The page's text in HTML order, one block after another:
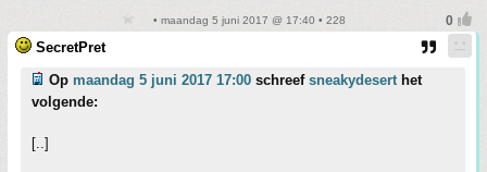
• maandag 5 juni 2017 @ 17:40 • 228
SecretPret
Op maandag 5 juni 2017 17:00 schreef sneakydesert het
volgende:
[..]